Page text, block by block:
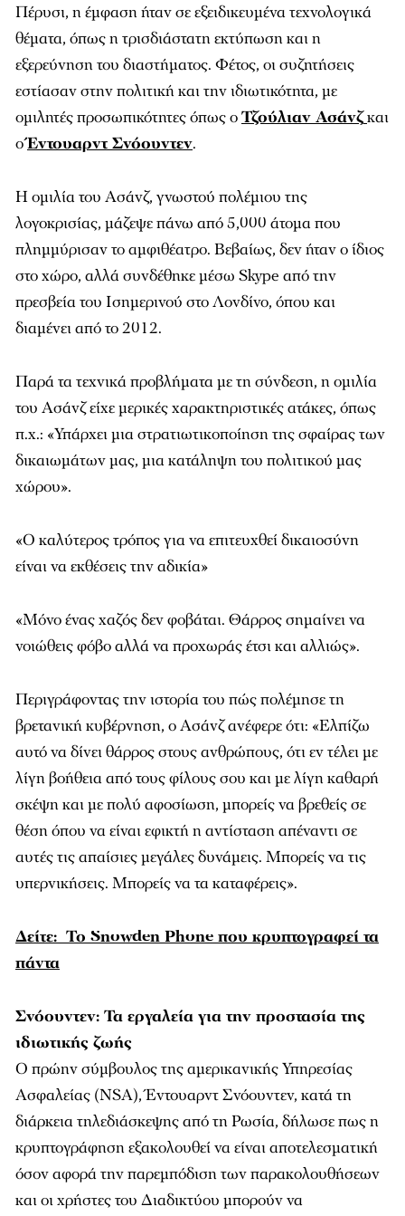
Πέρυσι, η έμφαση ήταν σε εξειδικευμένα τεχνολογικά
θέματα, όπως η τρισδιάστατη εκτύπωση και η
εξερεύνηση του διαστήματος. Φέτος, οι συζητήσεις
εστίασαν στην πολιτική και την ιδιωτικότητα, με
ομιλητές προσωπικότητες όπως οΤζούλιαν Ασάνζκαι
οΈντουαρντ Σνόουντεν.
Η ομιλία του Ασάνζ, γνωστού πολέμιου της
λογοκρισίας, μάζεψε πάνω από 5,000 άτομα που
πλημμύρισαν το αμφιθέατρο. Βεβαίως, δεν ήταν ο ίδιος
στο χώρο, αλλά συνδέθηκε μέσω Skype από την
πρεσβεία του Ισημερινού στο Λονδίνο, όπου και
διαμένει από το 2012.
Παρά τα τεχνικά προβλήματα με τη σύνδεση, η ομιλία
του Ασάνζ είχε μερικές χαρακτηριστικές ατάκες, όπως
π.χ.: «Υπάρχει μια στρατιωτικοποίηση της σφαίρας των
δικαιωμάτων μας, μια κατάληψη του πολιτικού μας
χώρου».
«Ο καλύτερος τρόπος για να επιτευχθεί δικαιοσύνη
είναι να εκθέσεις την αδικία»
«Μόνο ένας χαζός δεν φοβάται. Θάρρος σημαίνει να
νοιώθεις φόβο αλλά να προχωράς έτσι και αλλιώς».
Περιγράφοντας την ιστορία του πώς πολέμησε τη
βρετανική κυβέρνηση, ο Ασάνζ ανέφερε ότι: «Ελπίζω
αυτό να δίνει θάρρος στους ανθρώπους, ότι εν τέλει με
λίγη βοήθεια από τους φίλους σου και με λίγη καθαρή
σκέψη και με πολύ αφοσίωση, μπορείς να βρεθείς σε
θέση όπου να είναι εφικτή η αντίσταση απέναντι σε
αυτές τις απαίσιες μεγάλες δυνάμεις. Μπορείς να τις
υπερνικήσεις. Μπορείς να τα καταφέρεις».
Δείτε: Το Snowden Phone που κρυπτογραφεί τα
πάντα
Σνόουντεν: Τα εργαλεία για την προστασία της
ιδιωτικής ζωής
Ο πρώην σύμβουλος της αμερικανικής Υπηρεσίας
Ασφαλείας (NSA), Έντουαρντ Σνόουντεν, κατά τη
διάρκεια τηλεδιάσκεψης από τη Ρωσία, δήλωσε πως η
κρυπτογράφηση εξακολουθεί να είναι αποτελεσματική
όσον αφορά την παρεμπόδιση των παρακολουθήσεων
και οι χρήστες του Διαδικτύου μπορούν να